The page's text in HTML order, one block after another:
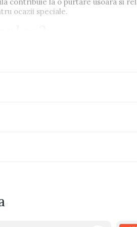
ocazii speciale.
si evenimente